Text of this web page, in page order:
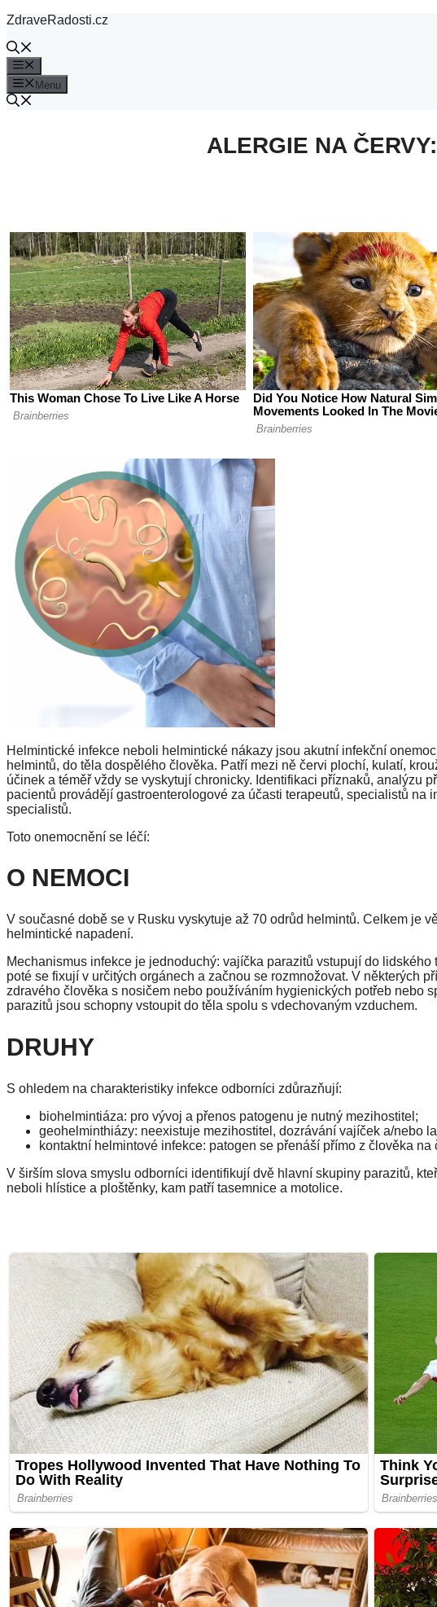
Přeskočit
obsah
ZdraveRadosti.cz
Menu
ALERGIE NA
Helmintické infekce neboli helmintické nákazy jsou akutní infekční
helmintů, do těla dospělého člověka. Patří mezi ně červi plochí, kulatí,
účinek a téměř vždy se vyskytují chronicky. Identifikaci příznaků, analýzu
pacientů provádějí gastroenterologové za účasti terapeutů, specialistů na
specialistů.
Toto onemocnění se léčí:
O NEMOCI
V současné době se v Rusku vyskytuje až 70 odrůd helmintů. Celkem je
helmintické napadení.
Mechanismus infekce je jednoduchý: vajíčka parazitů vstupují do
poté se fixují v určitých orgánech a začnou se rozmnožovat. V některých
zdravého člověka s nosičem nebo používáním hygienických potřeb nebo
parazitů jsou schopny vstoupit do těla spolu s vdechovaným vzduchem.
DRUHY
S ohledem na charakteristiky infekce odborníci zdůrazňují:
biohelmintiáza: pro vývoj a přenos patogenu je nutný mezihostitel;
geohelminthiázy: neexistuje mezihostitel, dozrávání vajíček a/nebo
kontaktní helmintové infekce: patogen se přenáší přímo z člověka na
V širším slova smyslu odborníci identifikují dvě hlavní skupiny parazitů,
neboli hlístice a ploštěnky, kam patří tasemnice a motolice.